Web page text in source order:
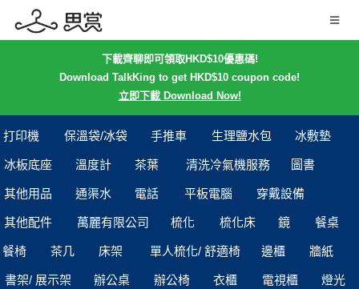
下載齊聊即可領取HKD$10優惠碼!
Download TalkKing to get HKD$10 coupon code!
立即下載 Download Now!
打印機 保溫袋/冰袋 手推車 生理鹽水包 冰敷墊
冰板底座 溫度計 茶葉 清洗冷氣機服務 圖書
其他用品 通渠水 電話 平板電腦 穿戴設備
其他配件 萬麗有限公司 梳化 梳化床 鏡 餐桌
餐椅 茶几 床架 單人梳化/ 舒適椅 邊櫃 牆紙
書架/ 展示架 辦公桌 辦公椅 衣櫃 電視櫃 燈光